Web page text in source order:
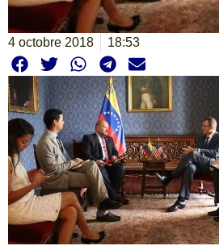
4 octobre 2018 18:53